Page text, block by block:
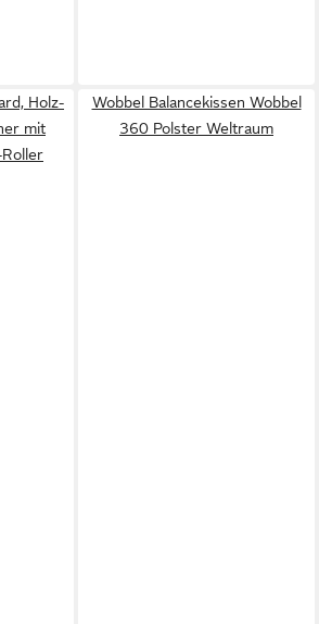
Holz-
mit
Wobbel Balancekissen Wobbel
360 Polster Weltraum